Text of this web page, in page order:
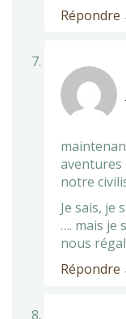
Répondre
aventures
notre
Je sais, je
…. mais je
nous
Répondre